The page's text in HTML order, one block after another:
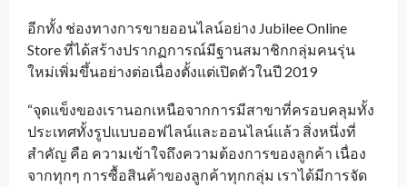
อีกทั้ง ช่องทางการขายออนไลน์อย่าง Jubilee Online
Store ที่ได้สร้างปรากฏการณ์มีฐานสมาชิกกลุ่มคนรุ่น
ใหม่เพิ่มขึ้นอย่างต่อเนื่องตั้งแต่เปิดตัวในปี 2019
“จุดแข็งของเรานอกเหนือจากการมีสาขาที่ครอบคลุมทั้ง
ประเทศทั้งรูปแบบออฟไลน์และออนไลน์แล้ว สิ่งหนึ่งที่
สำคัญ คือ ความเข้าใจถึงความต้องการของลูกค้า เนื่อง
จากทุกๆ การซื้อสินค้าของลูกค้าทุกกลุ่ม เราได้มีการจัด